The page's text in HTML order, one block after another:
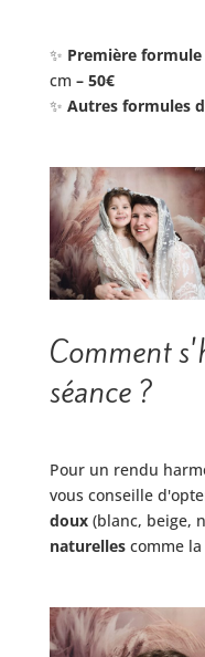
✨ Première formule
cm – 50€
✨ Autres formules
Comment
séance ?
Pour un rendu
vous conseille
doux(blanc, beige,
naturellescomme la